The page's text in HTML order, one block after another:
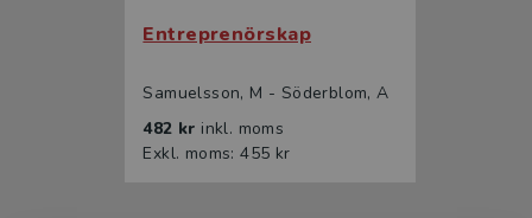
Entreprenörskap
Samuelsson, M - Söderblom, A
482 kr inkl. moms
Exkl. moms: 455 kr